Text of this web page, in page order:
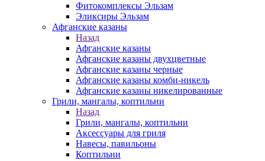
Фитокомплексы Эльзам
Эликсиры Эльзам
Афганские казаны
Назад
Афганские казаны
Афганские казаны двухцветные
Афганские казаны черные
Афганские казаны комби-никель
Афганские казаны никелированные
Грили, мангалы, коптильни
Назад
Грили, мангалы, коптильни
Аксессуары для гриля
Навесы, павильоны
Коптильни